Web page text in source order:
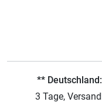
** Deutschland:
3 Tage,